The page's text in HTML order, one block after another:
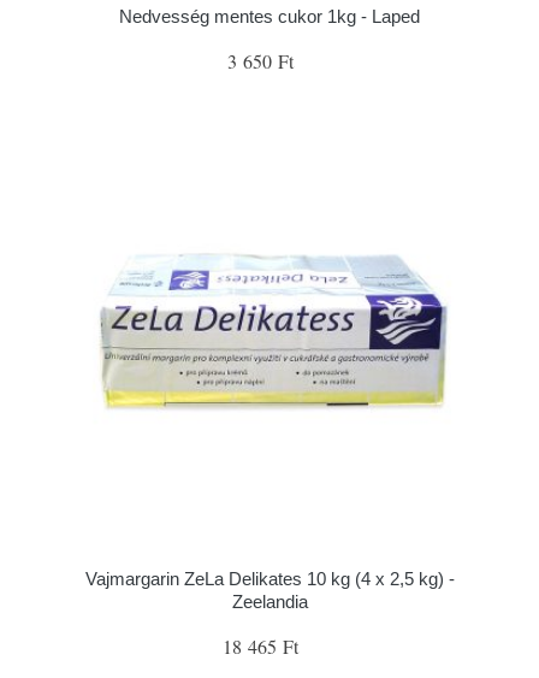
Nedvesség mentes cukor 1kg - Laped
3 650 Ft
Vajmargarin ZeLa Delikates 10 kg (4 x 2,5 kg) -
Zeelandia
18 465 Ft